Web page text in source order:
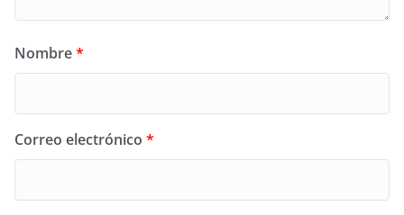
Nombre*
Correo electrónico *